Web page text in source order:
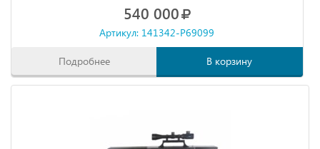
540 000
Артикул: 141342-P69099
Подробнее В корзину